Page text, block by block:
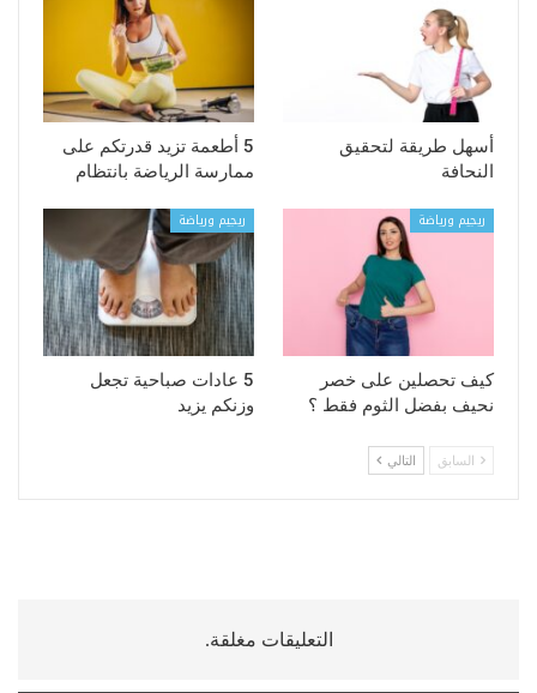
أسهل طريقة لتحقيق
النحافة
5 أطعمة تزيد قدرتكم على
ممارسة الرياضة بانتظام
ريجيم ورياضة
كيف تحصلين على خصر
نحيف بفضل الثوم فقط ؟
ريجيم ورياضة
5 عادات صباحية تجعل
وزنكم يزيد
السابق التالي
التعليقات مغلقة.